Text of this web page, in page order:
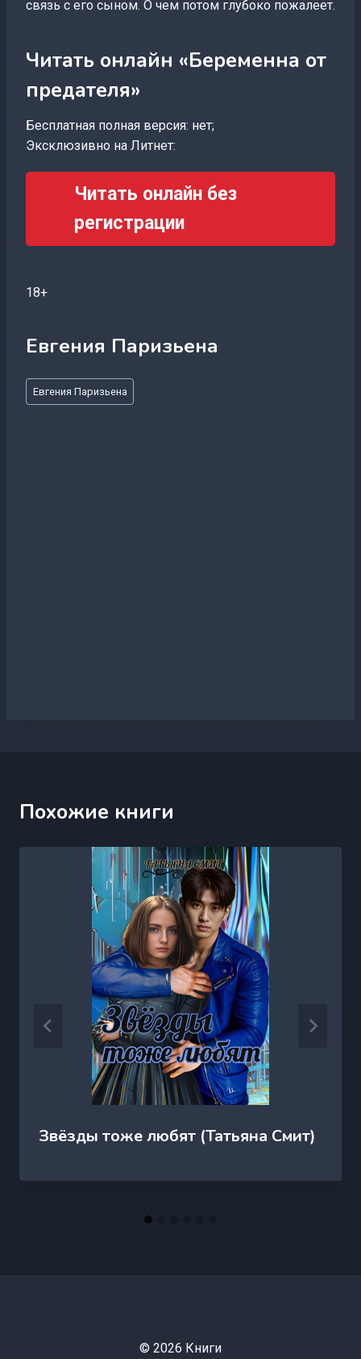
связь с его сыном. О чем потом глубоко пожалеет.
Читать онлайн «Беременна от
предателя»
Бесплатная полная версия: нет;
Эксклюзивно на Литнет:
Читать онлайн без
регистрации
18+
Евгения Паризьена
Метки
записи:
Евгения Паризьена
Похожие книги
Звёзды тоже любят (Татьяна Смит)
© 2026 Книги